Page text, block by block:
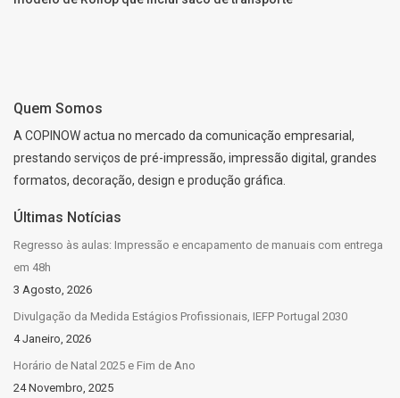
Quem Somos
A COPINOW actua no mercado da comunicação empresarial,
prestando serviços de pré-impressão, impressão digital, grandes
formatos, decoração, design e produção gráfica.
Últimas Notícias
Regresso às aulas: Impressão e encapamento de manuais com entrega
em 48h
3 Agosto, 2026
Divulgação da Medida Estágios Profissionais, IEFP Portugal 2030
4 Janeiro, 2026
Horário de Natal 2025 e Fim de Ano
24 Novembro, 2025